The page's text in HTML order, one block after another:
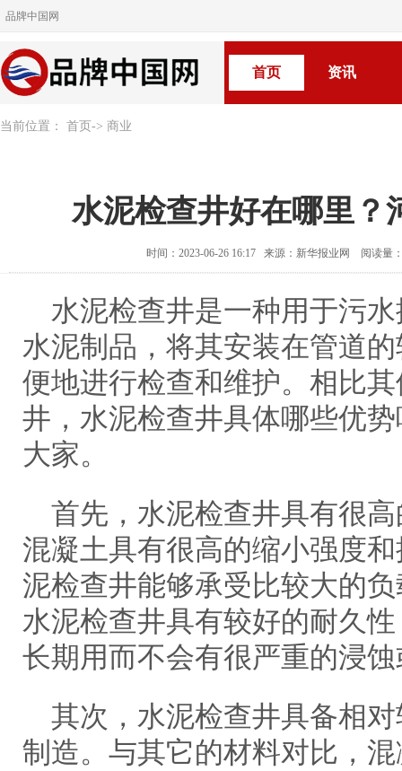
品牌中国网
首页 资讯
当前位置： 首页 -> 商业
水泥检查井好在哪里？
时间：2023-06-26 16:17 来源：新华报业网 阅读量
水泥检查井是一种用于污
水泥制品，将其安装在管道
便地进行检查和维护。相比
井，水泥检查井具体哪些优
大家。
首先，水泥检查井具有很
混凝土具有很高的缩小强度
泥检查井能够承受比较大的
水泥检查井具有较好的耐久
长期用而不会有很严重的浸
其次，水泥检查井具备相
制造。与其它的材料对比，